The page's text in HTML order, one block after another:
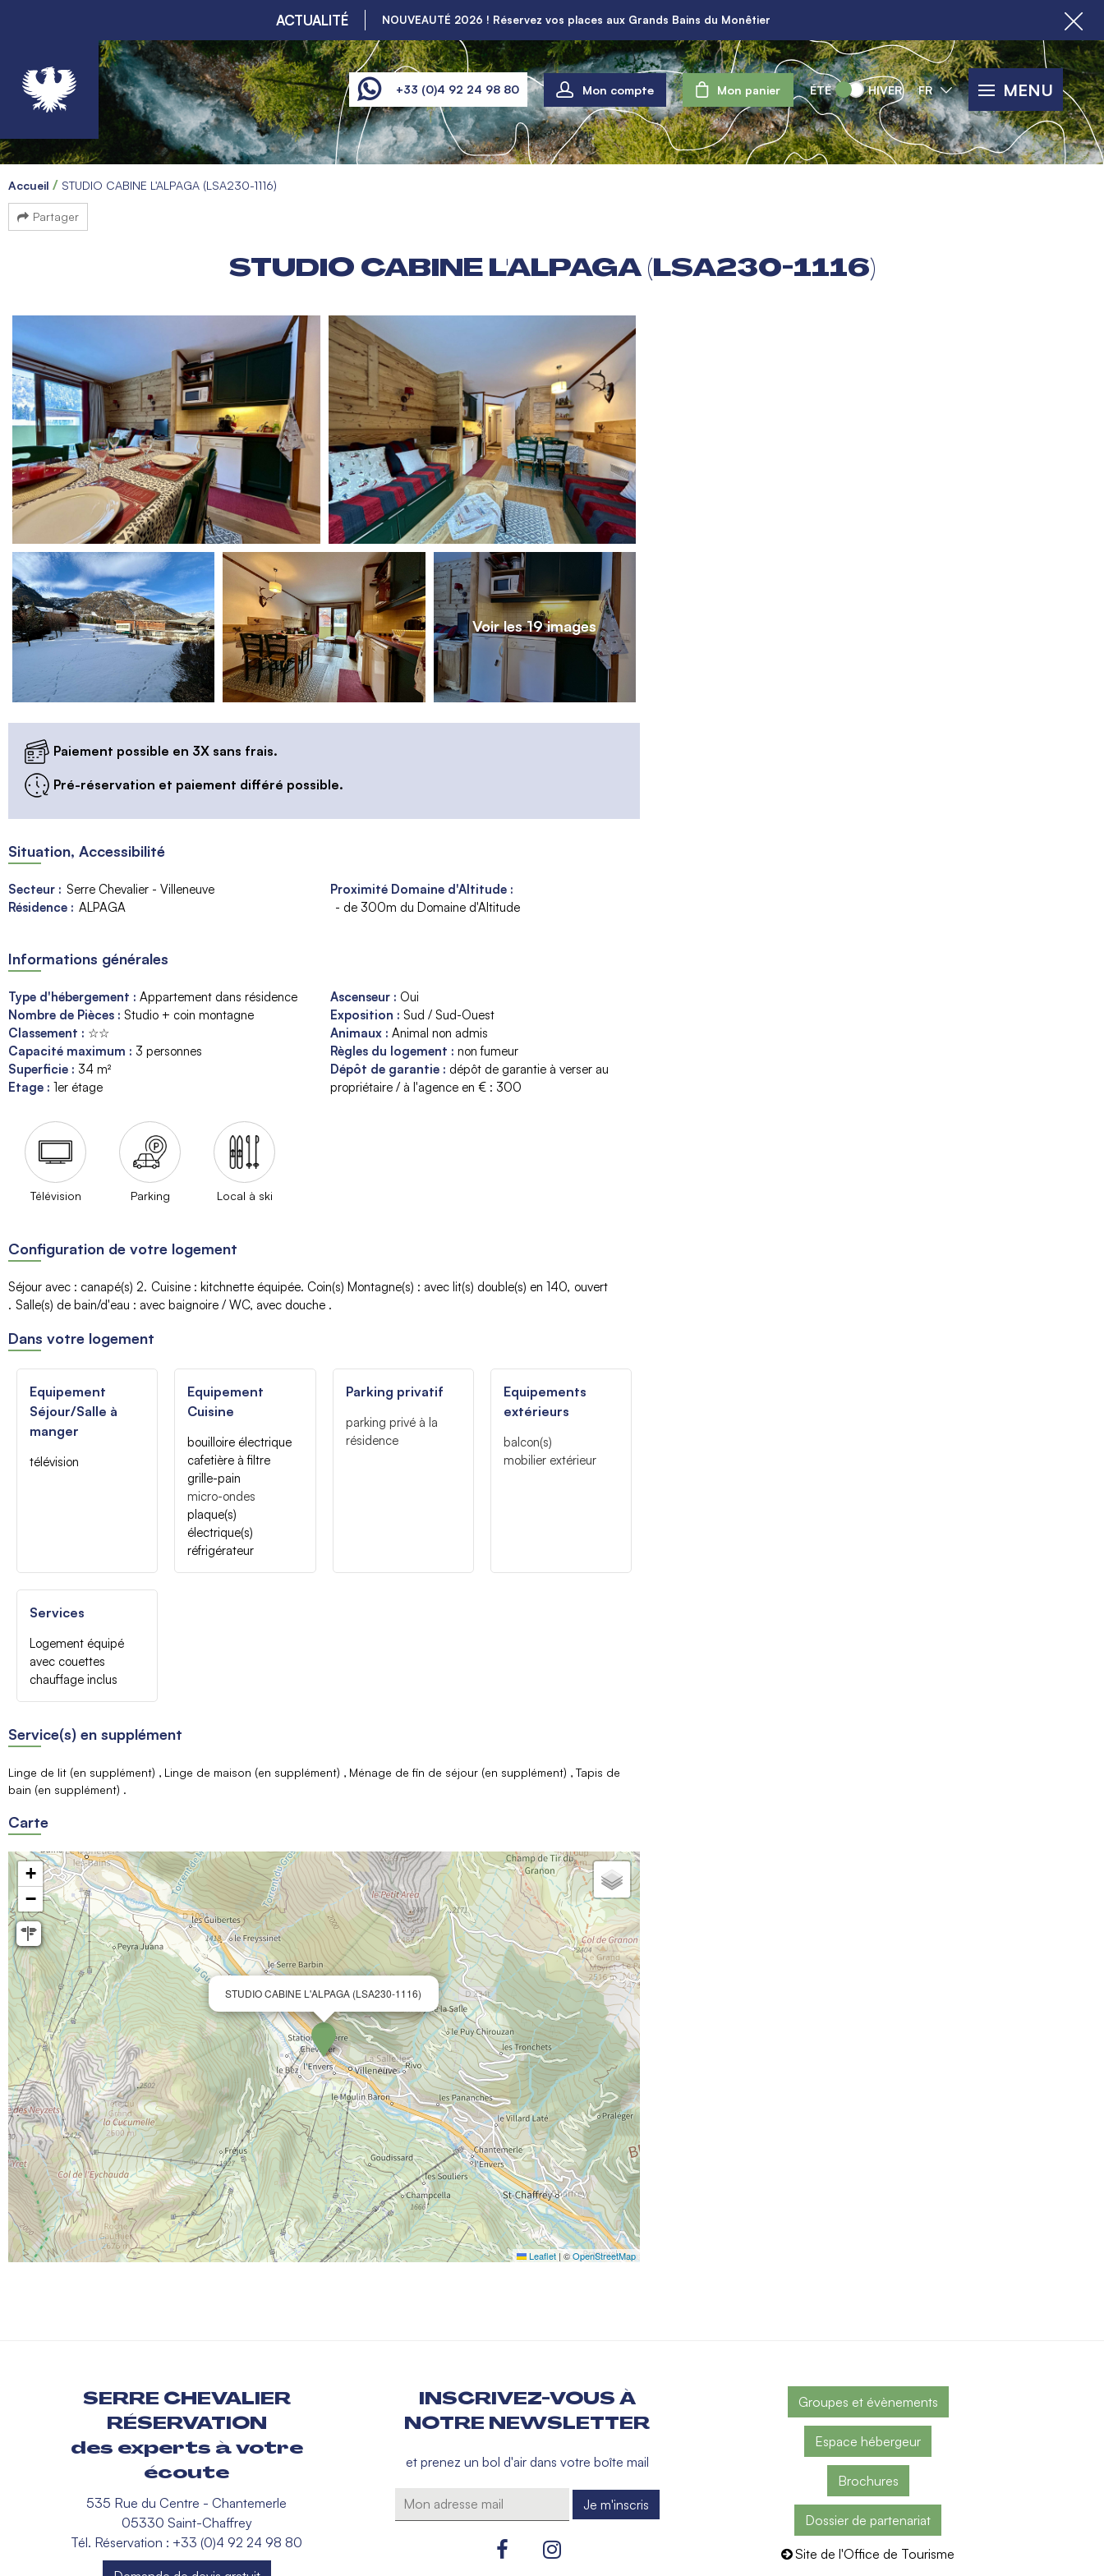
ACTUALITÉ NOUVEAUTÉ 2026 ! Réservez vos places aux Grands Bains du Monêtier
+33 (0)4 92 24 98 80 Mon compte Mon panier ÉTÉ HIVER FR MENU
Accueil STUDIO CABINE L'ALPAGA (LSA230-1116)
Partager
STUDIO CABINE L'ALPAGA (LSA230-1116)
Voir les 19 images
Paiement possible en 3X sans frais.
Pré-réservation et paiement différé possible.
Situation, Accessibilité
Secteur : Serre Chevalier - Villeneuve
Résidence : ALPAGA
Proximité Domaine d'Altitude :
- de 300m du Domaine d'Altitude
Informations générales
Type d'hébergement : Appartement dans résidence
Nombre de Pièces : Studio + coin montagne
Classement : ☆☆
Capacité maximum : 3 personnes
Superficie : 34 m²
Etage : 1er étage
Ascenseur : Oui
Exposition : Sud / Sud-Ouest
Animaux : Animal non admis
Règles du logement : non fumeur
Dépôt de garantie : dépôt de garantie à verser au
propriétaire / à l'agence en € : 300
Télévision Parking Local à ski
Configuration de votre logement
Séjour avec : canapé(s) 2 Cuisine : kitchnette équipée Coin(s) Montagne(s) : avec lit(s) double(s) en 140 ouvert
Salle(s) de bain/d'eau : avec baignoire / WC avec douche
Dans votre logement
Equipement
Séjour/Salle à
manger
télévision
Equipement
Cuisine
bouilloire électrique
cafetière à filtre
grille-pain
micro-ondes
plaque(s)
électrique(s)
réfrigérateur
Parking privatif
parking privé à la
résidence
Equipements
extérieurs
balcon(s)
mobilier extérieur
Services
Logement équipé
avec couettes
chauffage inclus
Service(s) en supplément
Linge de lit (en supplément) Linge de maison (en supplément) Ménage de fin de séjour (en supplément)
Tapis de
bain (en supplément)
Carte
STUDIO CABINE L'ALPAGA (LSA230-1116)
+
−
Leaflet | ©OpenStreetMap
SERRE CHEVALIER
RÉSERVATION
des experts à votre
écoute
535 Rue du Centre - Chantemerle
05330 Saint-Chaffrey
Tél. Réservation : +33 (0)4 92 24 98 80
INSCRIVEZ-VOUS À
NOTRE NEWSLETTER
et prenez un bol d'air dans votre boîte mail
Groupes et évènements
Espace hébergeur
Brochures
Dossier de partenariat
Site de l'Office de Tourisme